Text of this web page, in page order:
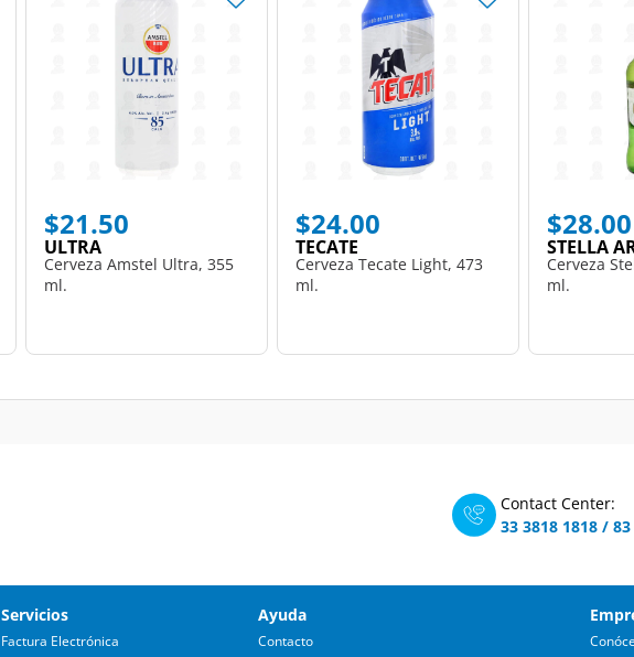
$21.50
ULTRA
Cerveza Amstel Ultra, 355
ml.
$24.00
TECATE
Cerveza Tecate Light, 473
ml.
$28.00
STELLA
Cerveza
ml.
Contact Center:
33 3818 1818 /
Servicios
Factura Electrónica
Ayuda
Contacto